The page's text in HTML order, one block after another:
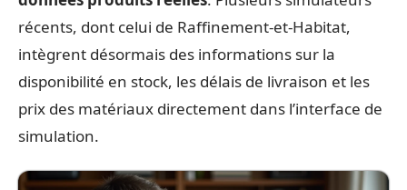
récents, dont celui de Raffinement-et-Habitat,
intègrent désormais des informations sur la
disponibilité en stock, les délais de livraison et les
prix des matériaux directement dans l’interface de
simulation.